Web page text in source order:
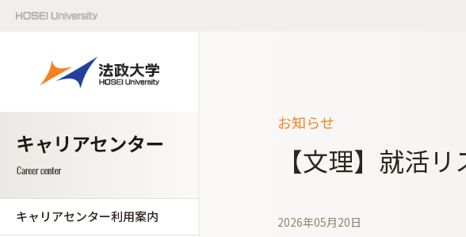
キャリアセンター利用案内
お知らせ
【文理】就活
2026年05月20日